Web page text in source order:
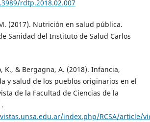
rdtp.2018.02.007
(2017). Nutrición en salud pública.
Sanidad del Instituto de Salud Carlos
K., & Bergagna, A. (2018). Infancia,
y salud de los pueblos originarios en el
de la Facultad de Ciencias de la
index.php/RCSA/article/